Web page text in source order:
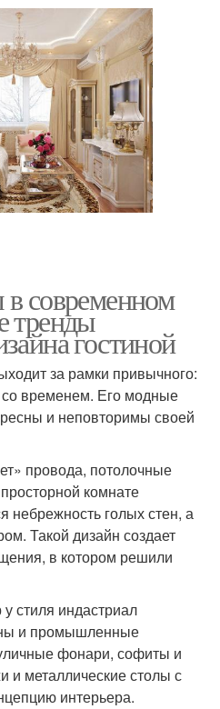
современном
тренды
гостиной
за рамки привычного:
со временем. Его модные
и неповторимы своей
провода, потолочные
комнате
небрежность голых стен, а
Такой дизайн создает
в котором решили
стиля индастриал
и промышленные
фонари, софиты и
и металлические столы с
интерьера.